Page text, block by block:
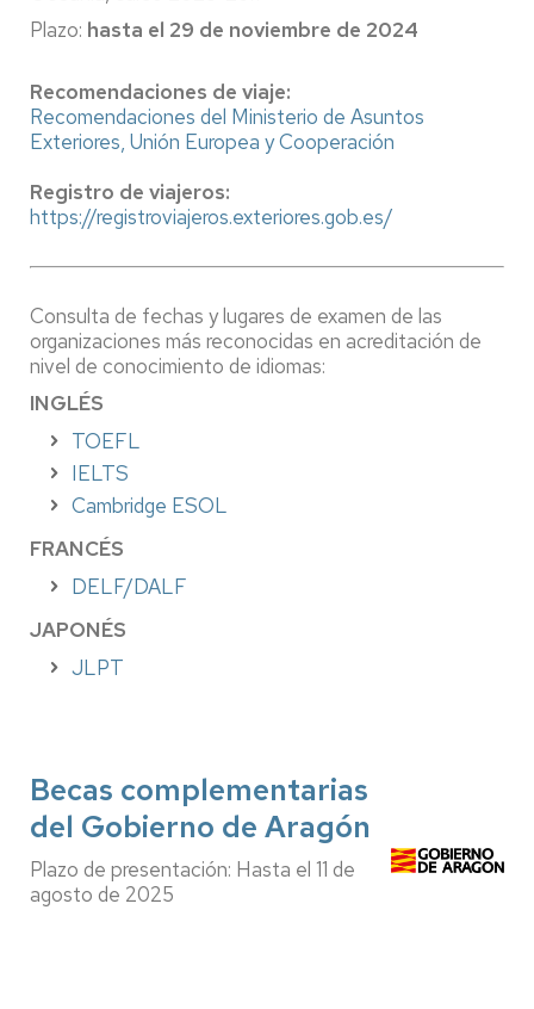
Plazo: hasta el 29 de noviembre de 2024
Recomendaciones de viaje:
Recomendaciones del Ministerio de Asuntos
Exteriores, Unión Europea y Cooperación
Registro de viajeros:
https://registroviajeros.exteriores.gob.es/
Consulta de fechas y lugares de examen de las
organizaciones más reconocidas en acreditación de
nivel de conocimiento de idiomas:
INGLÉS
TOEFL
IELTS
Cambridge ESOL
FRANCÉS
DELF/DALF
JAPONÉS
JLPT
Becas complementarias
del Gobierno de Aragón
Plazo de presentación: Hasta el 11 de
agosto de 2025